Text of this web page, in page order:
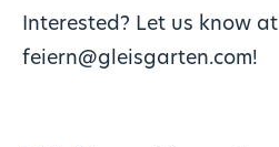
Interested? Let us know at
feiern@gleisgarten.com!